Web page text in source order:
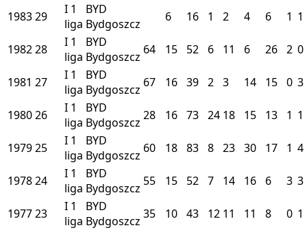
198329 I 1
liga
BYD
Bydgoszcz
6 16 1 2 4 6 1 1
198228 I 1
liga
BYD
Bydgoszcz 64 15 52 6 11 6 26 2 0
1981 27 I 1
liga
BYD
Bydgoszcz 67 16 39 2 3 14 15 0 3
198026 I 1
liga
BYD
Bydgoszcz 28 16 73 24 18 15 13 1 1
197925 I 1
liga
BYD
Bydgoszcz 60 18 83 8 23 30 17 1 4
197824 I 1
liga
BYD
Bydgoszcz 55 15 52 7 14 16 6 3 3
197723 I 1
liga
BYD
Bydgoszcz 35 10 43 12 11 11 8 0 1